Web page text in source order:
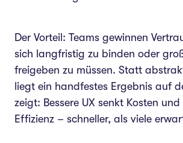
Der Vorteil: Teams gewinnen
sich langfristig zu binden oder
freigeben zu müssen. Statt
liegt ein handfestes Ergebnis auf
zeigt: Bessere UX senkt Kosten
Effizienz – schneller, als viele